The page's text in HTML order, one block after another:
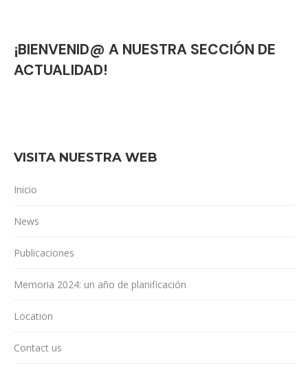
¡BIENVENID@ A NUESTRA SECCIÓN DE
ACTUALIDAD!
VISITA NUESTRA WEB
Inicio
News
Publicaciones
Memoria 2024: un año de planificación
Location
Contact us